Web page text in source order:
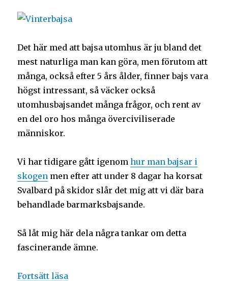
Det här med att bajsa utomhus är ju bland det
mest naturliga man kan göra, men förutom att
många, också efter 5 års ålder, finner bajs vara
högst intressant, så väcker också
utomhusbajsandet många frågor, och rent av
en del oro hos många överciviliserade
människor.
Vi har tidigare gått igenomhur man bajsar i
skogen men efter att under 8 dagar ha korsat
Svalbard på skidor slår det mig att vi där bara
behandlade barmarksbajsande.
Så låt mig här dela några tankar om detta
fascinerande ämne.
Fortsätt läsa